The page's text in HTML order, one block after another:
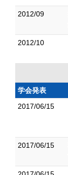
2012/09
2012/10
学会発表
2017/06/15
2017/06/15